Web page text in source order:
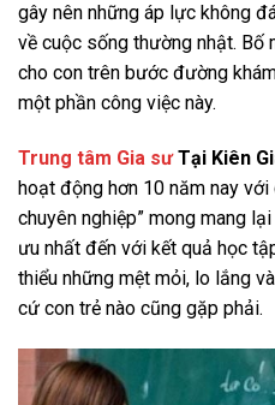
gây nên những áp lực không
về cuộc sống thường nhật. Bố
cho con trên bước đường
một phần công việc này.
Trung tâm Gia sưTại Kiên
hoạt động hơn 10 năm nay
chuyên nghiệp” mong mang
ưu nhất đến với kết quả học
thiểu những mệt mỏi, lo lắng
cứ con trẻ nào cũng gặp phải.